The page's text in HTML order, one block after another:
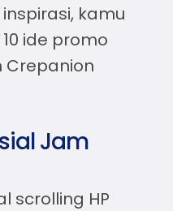
kamu
ide promo
Jam
scrolling HP